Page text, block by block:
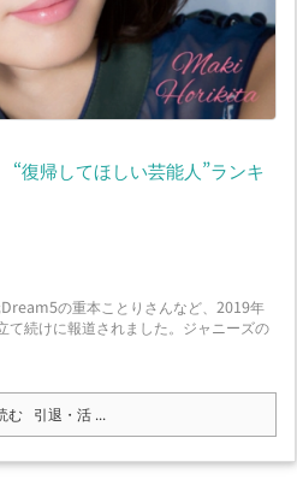
復帰してほしい芸能人”ランキ
の重本ことりさんなど、2019年
て続けに報道されました。ジャニーズの
む 引退・活 ...